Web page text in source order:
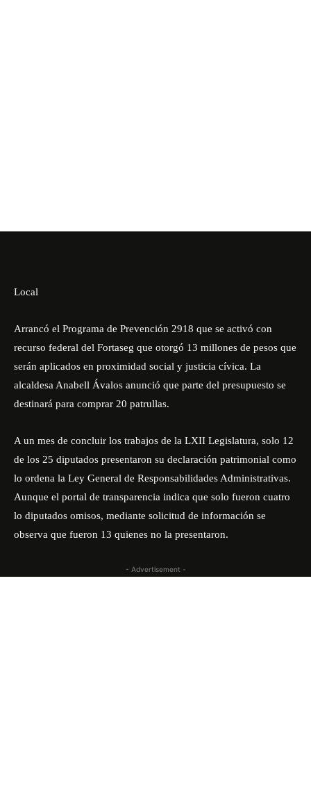
Local
Arrancó el Programa de Prevención 2918 que se activó con
recurso federal del Fortaseg que otorgó 13 millones de pesos que
serán aplicados en proximidad social y justicia cívica. La
alcaldesa Anabell Ávalos anunció que parte del presupuesto se
destinará para comprar 20 patrullas.
A un mes de concluir los trabajos de la LXII Legislatura, solo 12
de los 25 diputados presentaron su declaración patrimonial como
lo ordena la Ley General de Responsabilidades Administrativas.
Aunque el portal de transparencia indica que solo fueron cuatro
lo diputados omisos, mediante solicitud de información se
observa que fueron 13 quienes no la presentaron.
- Advertisement -